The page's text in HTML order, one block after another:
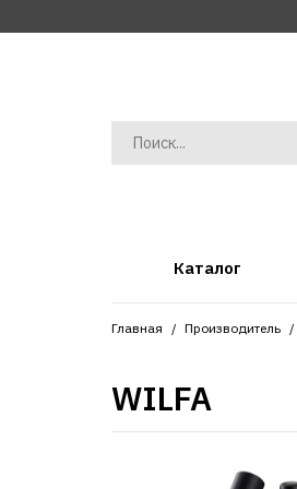
Каталог
Главная Производитель
WILFA